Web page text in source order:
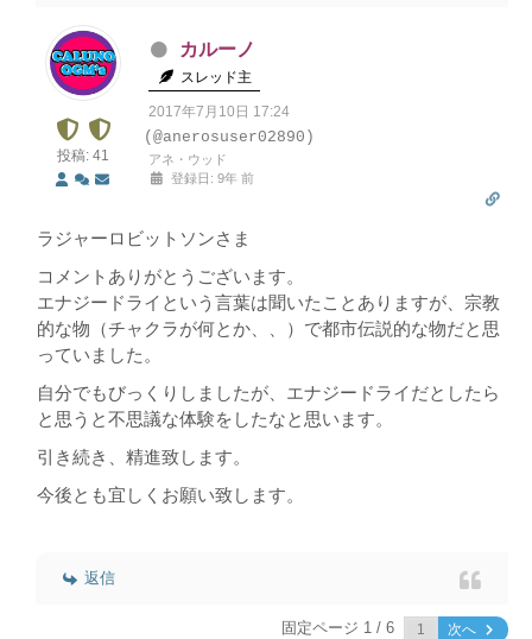
投稿: 41
カルーノ
スレッド主
2017年7月10日 17:24
(@anerosuser02890)
アネ・ウッド
登録日: 9年 前
ラジャーロビットソンさま
コメントありがとうございます。
エナジードライという言葉は聞いたことありますが、宗教
的な物（チャクラが何とか、、）で都市伝説的な物だと思
っていました。
自分でもびっくりしましたが、エナジードライだとしたら
と思うと不思議な体験をしたなと思います。
引き続き、精進致します。
今後とも宜しくお願い致します。
返信
固定ページ 1 / 6 次へ